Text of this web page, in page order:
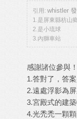
引用: whistler
1.是屏東縣枋山
2.是小琉球
3.內獅車站
感謝諸位參與！
1.答對了，答
2.遠處浮影為
3.宮殿式的建
4.光禿禿一顆